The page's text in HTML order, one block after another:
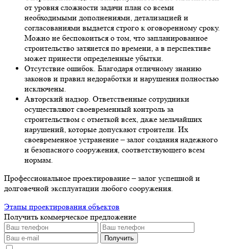
от уровня сложности задачи план со всеми
необходимыми дополнениями, детализацией и
согласованиями выдается строго к оговоренному сроку.
Можно не беспокоиться о том, что запланированное
строительство затянется по времени, а в перспективе
может принести определенные убытки.
Отсутствие ошибок. Благодаря отличному знанию
законов и правил недоработки и нарушения полностью
исключены.
Авторский надзор. Ответственные сотрудники
осуществляют своевременный контроль за
строительством с отметкой всех, даже мельчайших
нарушений, которые допускают строители. Их
своевременное устранение – залог создания надежного
и безопасного сооружения, соответствующего всем
нормам.
Профессиональное проектирование – залог успешной и
долговечной эксплуатации любого сооружения.
Этапы проектирования объектов
Получить коммерческое предложение
Получить